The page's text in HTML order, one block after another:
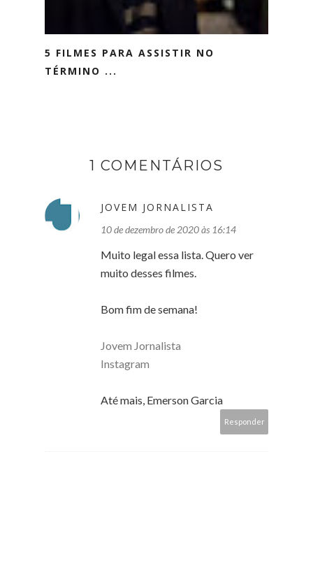
5 FILMES PARA ASSISTIR NO
TÉRMINO ...
1 COMENTÁRIOS
JOVEM JORNALISTA
10 de dezembro de 2020 às 16:14
Muito legal essa lista. Quero ver
muito desses filmes.
Bom fim de semana!
Jovem Jornalista
Instagram
Até mais, Emerson Garcia
Responder